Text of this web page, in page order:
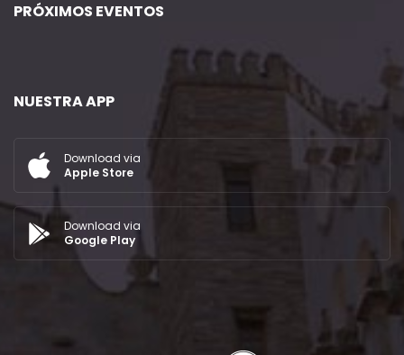
PRÓXIMOS EVENTOS
NUESTRA APP
Download via
Apple Store
Download via
Google Play